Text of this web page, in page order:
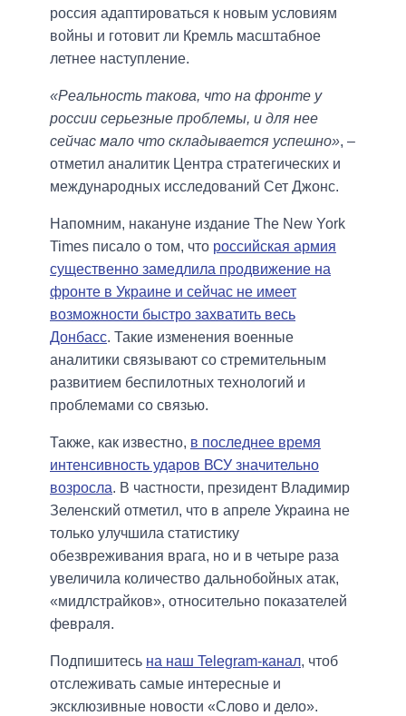
россия адаптироваться к новым условиям
войны и готовит ли Кремль масштабное
летнее наступление.
«Реальность такова, что на фронте у
россии серьезные проблемы, и для нее
сейчас мало что складывается успешно», –
отметил аналитик Центра стратегических и
международных исследований Сет Джонс.
Напомним, накануне издание The New York
Times писало о том, что российская армия
существенно замедлила продвижение на
фронте в Украине и сейчас не имеет
возможности быстро захватить весь
Донбасс. Такие изменения военные
аналитики связывают со стремительным
развитием беспилотных технологий и
проблемами со связью.
Также, как известно, в последнее время
интенсивность ударов ВСУ значительно
возросла. В частности, президент Владимир
Зеленский отметил, что в апреле Украина не
только улучшила статистику
обезвреживания врага, но и в четыре раза
увеличила количество дальнобойных атак,
«мидлстрайков», относительно показателей
февраля.
Подпишитесь на наш Telegram-канал, чтоб
отслеживать самые интересные и
эксклюзивные новости «Слово и дело».